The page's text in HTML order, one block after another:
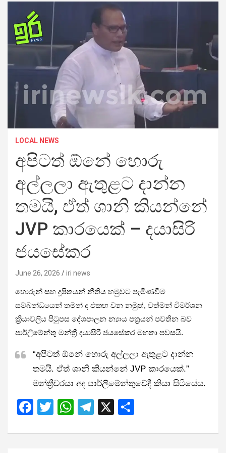
LOCAL NEWS
අපිටත් ඕනේ හොරු
අල්ලලා ඇතුළට දාන්න
තමයි, ඒත් ශානි කියන්නේ
JVP කාරයෙක් – දයාසිරි
ජයසේකර
June 26, 2026 iri news
හොරුන් සහ දූෂිතයන් නීතිය හමුවට පැමිණවීම
සම්බන්ධයෙන් තමන් ද එකඟ වන නමුත්, වත්මන් විමර්ශන
ක්‍රියාවලිය පිටුපස දේශපාලන න්‍යාය පත්‍රයන් පවතින බව
පාර්ලිමේන්තු මන්ත්‍රී දයාසිරි ජයසේකර මහතා පවසයි.
“අපිටත් ඕනේ හොරු අල්ලලා ඇතුළට දාන්න
තමයි. ඒත් ශානි කියන්නේ JVP කාරයෙක්.”
මන්ත්‍රීවරයා අද පාර්ලිමේන්තුවේදී කියා සිටියේය.
F
ce
T
tt
W
at
T
e
X
ar